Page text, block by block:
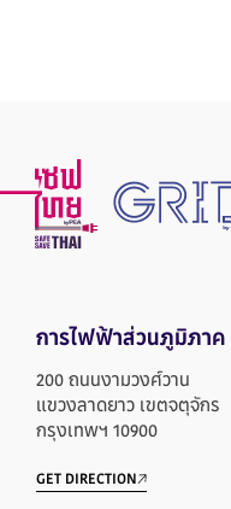
การไฟฟ้าส่วนภูมิภาค
200 ถนนงามวงศ์วาน
แขวงลาดยาว เขตจตุจักร
กรุงเทพฯ 10900
GET DIRECTION